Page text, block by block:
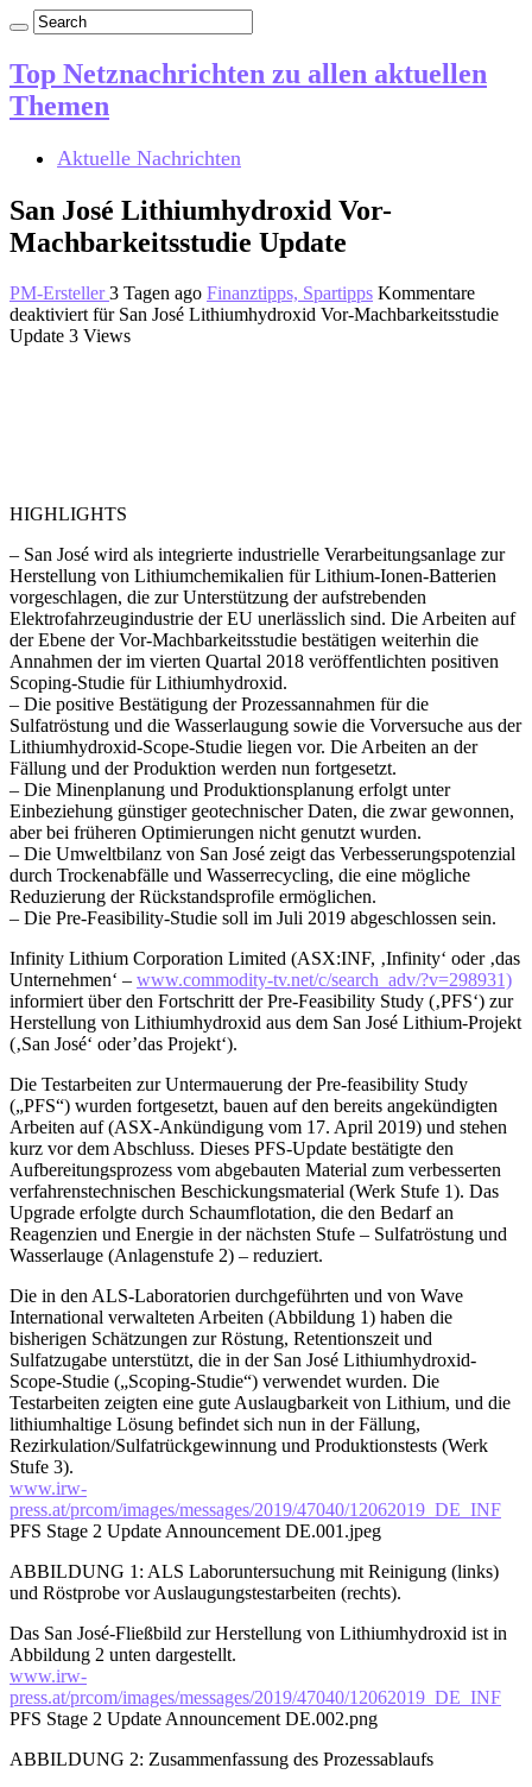
Top Netznachrichten zu allen aktuellen
Themen
Aktuelle Nachrichten
San José Lithiumhydroxid Vor-
Machbarkeitsstudie Update
PM-Ersteller3 Tagen ago Finanztipps, Spartipps Kommentare
deaktiviert für San José Lithiumhydroxid Vor-Machbarkeitsstudie
Update 3 Views
HIGHLIGHTS
– San José wird als integrierte industrielle Verarbeitungsanlage zur
Herstellung von Lithiumchemikalien für Lithium-Ionen-Batterien
vorgeschlagen, die zur Unterstützung der aufstrebenden
Elektrofahrzeugindustrie der EU unerlässlich sind. Die Arbeiten auf
der Ebene der Vor-Machbarkeitsstudie bestätigen weiterhin die
Annahmen der im vierten Quartal 2018 veröffentlichten positiven
Scoping-Studie für Lithiumhydroxid.
– Die positive Bestätigung der Prozessannahmen für die
Sulfatröstung und die Wasserlaugung sowie die Vorversuche aus der
Lithiumhydroxid-Scope-Studie liegen vor. Die Arbeiten an der
Fällung und der Produktion werden nun fortgesetzt.
– Die Minenplanung und Produktionsplanung erfolgt unter
Einbeziehung günstiger geotechnischer Daten, die zwar gewonnen,
aber bei früheren Optimierungen nicht genutzt wurden.
– Die Umweltbilanz von San José zeigt das Verbesserungspotenzial
durch Trockenabfälle und Wasserrecycling, die eine mögliche
Reduzierung der Rückstandsprofile ermöglichen.
– Die Pre-Feasibility-Studie soll im Juli 2019 abgeschlossen sein.
Infinity Lithium Corporation Limited (ASX:INF, ‚Infinity‘ oder ‚das
Unternehmen‘ – www.commodity-tv.net/c/search_adv/?v=298931)
informiert über den Fortschritt der Pre-Feasibility Study (‚PFS‘) zur
Herstellung von Lithiumhydroxid aus dem San José Lithium-Projekt
(‚San José‘ oder’das Projekt‘).
Die Testarbeiten zur Untermauerung der Pre-feasibility Study
(„PFS“) wurden fortgesetzt, bauen auf den bereits angekündigten
Arbeiten auf (ASX-Ankündigung vom 17. April 2019) und stehen
kurz vor dem Abschluss. Dieses PFS-Update bestätigte den
Aufbereitungsprozess vom abgebauten Material zum verbesserten
verfahrenstechnischen Beschickungsmaterial (Werk Stufe 1). Das
Upgrade erfolgte durch Schaumflotation, die den Bedarf an
Reagenzien und Energie in der nächsten Stufe – Sulfatröstung und
Wasserlauge (Anlagenstufe 2) – reduziert.
Die in den ALS-Laboratorien durchgeführten und von Wave
International verwalteten Arbeiten (Abbildung 1) haben die
bisherigen Schätzungen zur Röstung, Retentionszeit und
Sulfatzugabe unterstützt, die in der San José Lithiumhydroxid-
Scope-Studie („Scoping-Studie“) verwendet wurden. Die
Testarbeiten zeigten eine gute Auslaugbarkeit von Lithium, und die
lithiumhaltige Lösung befindet sich nun in der Fällung,
Rezirkulation/Sulfatrückgewinnung und Produktionstests (Werk
Stufe 3).
www.irw-
press.at/prcom/images/messages/2019/47040/12062019_DE_INF
PFS Stage 2 Update Announcement DE.001.jpeg
ABBILDUNG 1: ALS Laboruntersuchung mit Reinigung (links)
und Röstprobe vor Auslaugungstestarbeiten (rechts).
Das San José-Fließbild zur Herstellung von Lithiumhydroxid ist in
Abbildung 2 unten dargestellt.
www.irw-
press.at/prcom/images/messages/2019/47040/12062019_DE_INF
PFS Stage 2 Update Announcement DE.002.png
ABBILDUNG 2: Zusammenfassung des Prozessablaufs